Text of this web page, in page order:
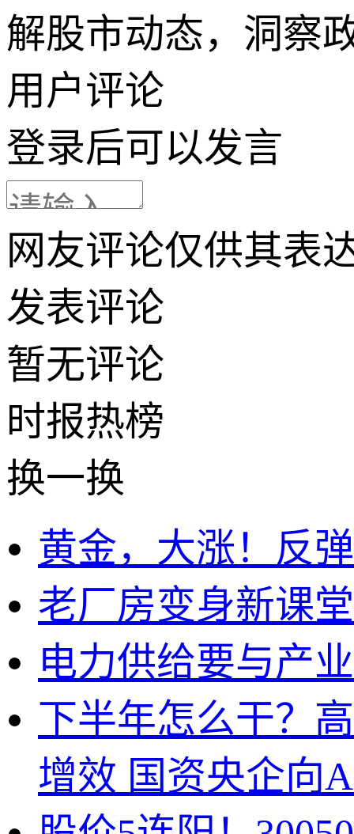
解股市动态，洞察
用户评论
登录后可以发言
网友评论仅供其表
发表评论
暂无评论
时报热榜
换一换
黄金，大涨！反
老厂房变身新课堂
电力供给要与产
下半年怎么干？
增效 国资央企向